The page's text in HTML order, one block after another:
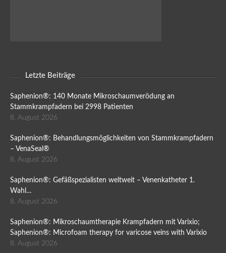
Letzte Beiträge
Saphenion®: 140 Monate Mikroschaumverödung an
Stammkrampfadern bei 2998 Patienten
8. August 2026
Saphenion®: Behandlungsmöglichkeiten von Stammkrampfadern
– VenaSeal®
8. August 2026
Saphenion®: Gefäßspezialisten weltweit – Venenkatheter 1.
Wahl…
8. August 2026
Saphenion®: Mikroschaumtherapie Krampfadern mit Varixio;
Saphenion®: Microfoam therapy for varicose veins with Varixio
8. August 2026